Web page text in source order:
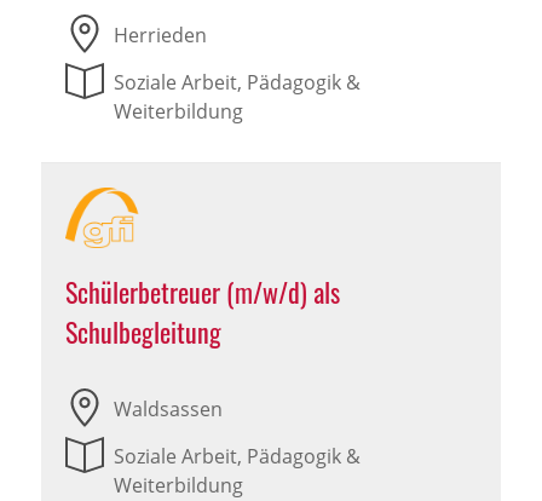
Herrieden
Soziale Arbeit, Pädagogik &
Weiterbildung
Schülerbetreuer (m/w/d) als
Schulbegleitung
Waldsassen
Soziale Arbeit, Pädagogik &
Weiterbildung